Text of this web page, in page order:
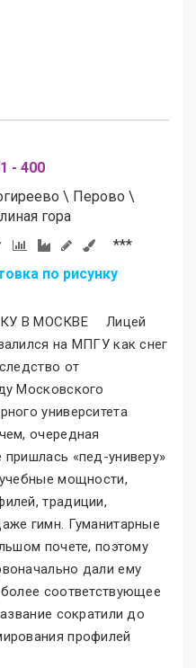
- 400
\ Перово \
гора
***
по рисунку
Лицей
на МПГУ как снег
от
Московского
университета
очередная
«пед-универу»
мощности,
традиции,
гимн. Гуманитарные
почете, поэтому
дали ему
соответствующее
сократили до
профилей